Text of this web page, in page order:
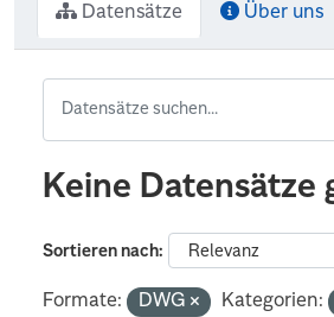
Datensätze Über uns
Keine Datensätze
Sortieren nach
Formate: DWG Kategorien: